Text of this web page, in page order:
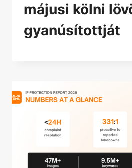
májusi kölni
gyanúsítottját